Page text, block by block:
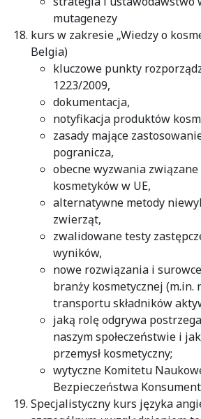
mutagenezy
kurs w zakresie „Wiedzy o
Belgia)
kluczowe punkty
1223/2009,
dokumentacja,
notyfikacja produktów
zasady mające
pogranicza,
obecne wyzwania związane
kosmetyków w UE,
alternatywne metody
zwierząt,
zwalidowane testy
wyników,
nowe rozwiązania i
branży kosmetycznej (m.in.
transportu składników
jaką rolę odgrywa
naszym społeczeństwie i
przemysł kosmetyczny;
wytyczne Komitetu
Bezpieczeństwa
Specjalistyczny kurs języka